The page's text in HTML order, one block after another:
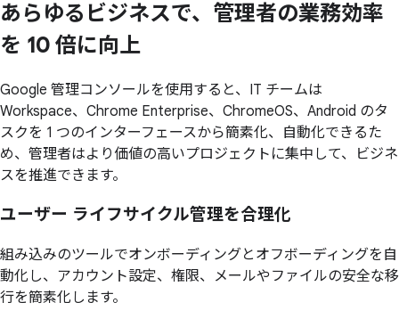
あらゆる ビジネスで、 管理者の業務効率
を 10 倍に向上
Google 管理コンソールを使用すると、IT チームは
Workspace、Chrome Enterprise、ChromeOS、Android のタ
スクを 1 つのインターフェースから簡素化、自動化できるた
め、管理者はより価値の高いプロジェクトに集中して、ビジネ
スを推進できます。
ユーザー ライフサイクル管理を合理化
組み込みのツールでオンボーディングとオフボーディングを自
動化し、アカウント設定、権限、メールやファイルの安全な移
行を簡素化します。